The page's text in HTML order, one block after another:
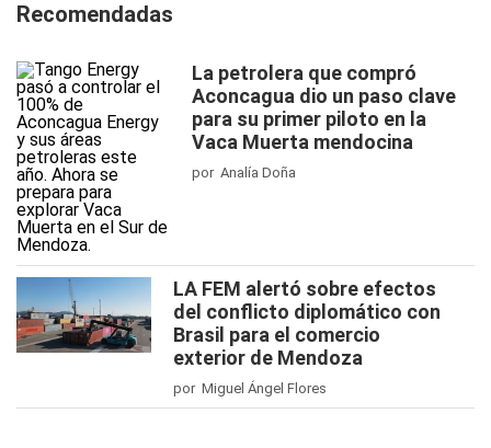
Recomendadas
La petrolera que compró
Aconcagua dio un paso clave
para su primer piloto en la
Vaca Muerta mendocina
por Analía Doña
LA FEM alertó sobre efectos
del conflicto diplomático con
Brasil para el comercio
exterior de Mendoza
por Miguel Ángel Flores